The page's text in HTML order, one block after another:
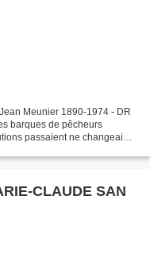
Meunier 1890-1974 - DR
barques de pêcheurs
passaient ne changeaient
CLAUDE SAN